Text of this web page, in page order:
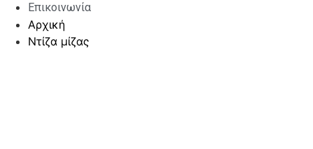
Επικοινωνία
Αρχική
Ντίζα μίζας